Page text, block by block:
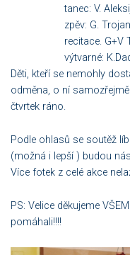
tanec: V. Aleksij,
zpěv: G.
recitace. G+V
výtvarné:
Děti, kteří se nemohly
odměna, o ní
čtvrtek ráno.
Podle ohlasů se soutěž
(možná i lepší ) budou
Více fotek z celé akce
PS: Velice děkujeme
pomáhali!!!!